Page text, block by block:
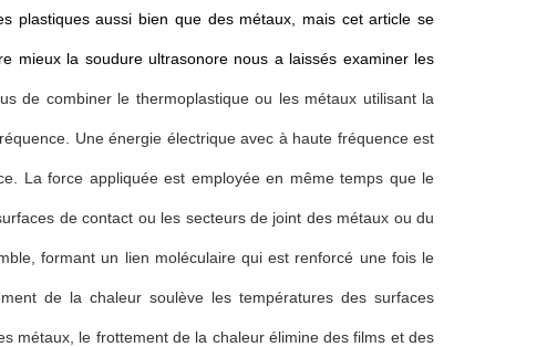
plastiques aussi bien que des métaux, mais cet article se
mieux la soudure ultrasonore nous a laissés examiner les
de combiner le thermoplastique ou les métaux utilisant la
Une énergie électrique avec à haute fréquence est
La force appliquée est employée en même temps que le
de contact ou les secteurs de joint des métaux ou du
formant un lien moléculaire qui est renforcé une fois le
de la chaleur soulève les températures des surfaces
métaux, le frottement de la chaleur élimine des films et des